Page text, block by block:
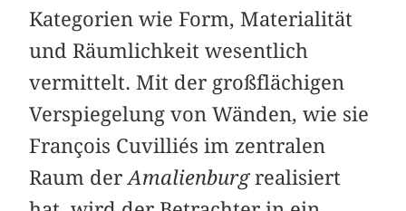
Kategorien wie Form, Materialität
und Räumlichkeit wesentlich
vermittelt. Mit der großflächigen
Verspiegelung von Wänden, wie sie
François Cuvilliés im zentralen
Raum derAmalienburgrealisiert